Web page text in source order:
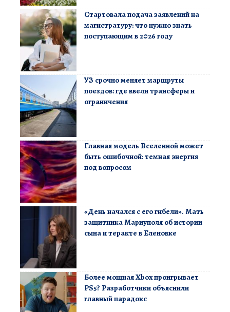
Стартовала подача заявлений на
магистратуру: что нужно знать
поступающим в 2026 году
УЗ срочно меняет маршруты
поездов: где ввели трансферы и
ограничения
Главная модель Вселенной может
быть ошибочной: темная энергия
под вопросом
«День начался с его гибели». Мать
защитника Мариуполя об истории
сына и теракте в Еленовке
Более мощная Xbox проигрывает
PS5? Разработчики объяснили
главный парадокс